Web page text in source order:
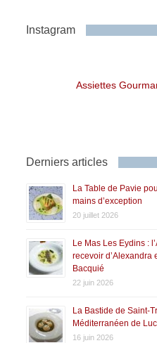
Instagram
Assiettes
Derniers articles
La Table de Pavie
mains d’exception
20 juillet 2026
Le Mas Les Eydins :
recevoir d’Alexandra
Bacquié
22 juin 2026
La Bastide de Saint-
Méditerranéen de
16 juin 2026